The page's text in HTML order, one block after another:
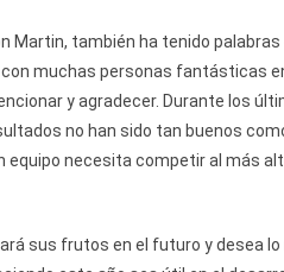
Martin, también ha tenido
muchas personas fantásticas
y agradecer. Durante los
no han sido tan buenos
equipo necesita competir al más
sus frutos en el futuro y desea